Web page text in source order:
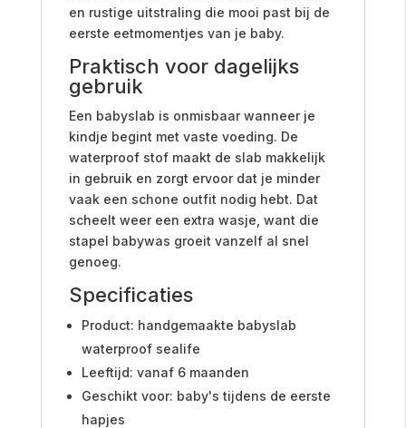
en rustige uitstraling die mooi past bij de
eerste eetmomentjes van je baby.
Praktisch voor dagelijks
gebruik
Een babyslab is onmisbaar wanneer je
kindje begint met vaste voeding. De
waterproof stof maakt de slab makkelijk
in gebruik en zorgt ervoor dat je minder
vaak een schone outfit nodig hebt. Dat
scheelt weer een extra wasje, want die
stapel babywas groeit vanzelf al snel
genoeg.
Specificaties
Product: handgemaakte babyslab
waterproof sealife
Leeftijd: vanaf 6 maanden
Geschikt voor: baby's tijdens de eerste
hapjes